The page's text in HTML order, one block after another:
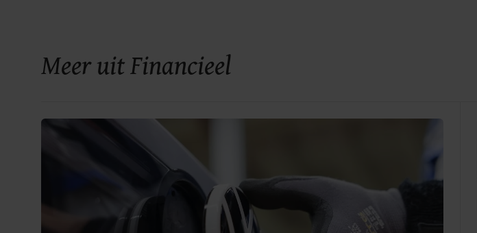
Meer uit Financieel